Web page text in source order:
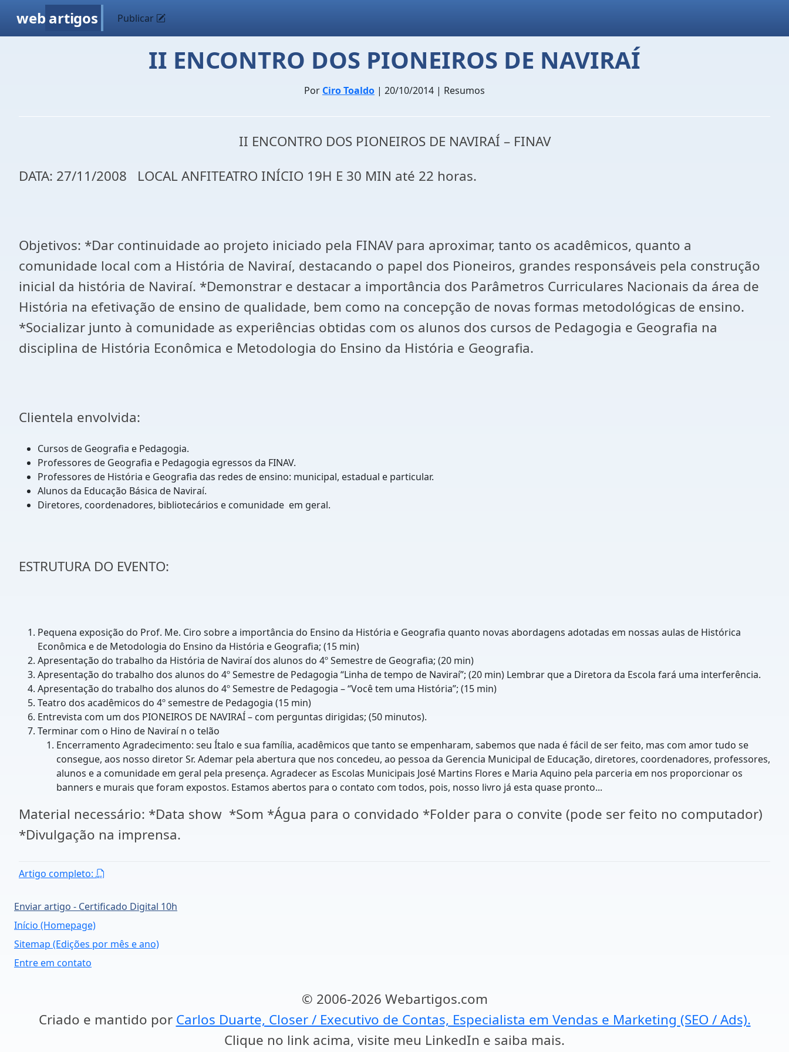
web artigos Publicar
II ENCONTRO DOS PIONEIROS DE NAVIRAÍ
Por Ciro Toaldo | 20/10/2014 | Resumos
II ENCONTRO DOS PIONEIROS DE NAVIRAÍ – FINAV
DATA: 27/11/2008 LOCAL ANFITEATRO INÍCIO 19H E 30 MIN até 22 horas.
Objetivos: *Dar continuidade ao projeto iniciado pela FINAV para aproximar, tanto os acadêmicos, quanto a
comunidade local com a História de Naviraí, destacando o papel dos Pioneiros, grandes responsáveis pela construção
inicial da história de Naviraí. *Demonstrar e destacar a importância dos Parâmetros Curriculares Nacionais da área de
História na efetivação de ensino de qualidade, bem como na concepção de novas formas metodológicas de ensino.
*Socializar junto à comunidade as experiências obtidas com os alunos dos cursos de Pedagogia e Geografia na
disciplina de História Econômica e Metodologia do Ensino da História e Geografia.
Clientela envolvida:
Cursos de Geografia e Pedagogia.
Professores de Geografia e Pedagogia egressos da FINAV.
Professores de História e Geografia das redes de ensino: municipal, estadual e particular.
Alunos da Educação Básica de Naviraí.
Diretores, coordenadores, bibliotecários e comunidade em geral.
ESTRUTURA DO EVENTO:
Pequena exposição do Prof. Me. Ciro sobre a importância do Ensino da História e Geografia quanto novas abordagens adotadas em nossas aulas de Histórica
Econômica e de Metodologia do Ensino da História e Geografia; (15 min)
Apresentação do trabalho da História de Naviraí dos alunos do 4º Semestre de Geografia; (20 min)
Apresentação do trabalho dos alunos do 4º Semestre de Pedagogia “Linha de tempo de Naviraí”; (20 min) Lembrar que a Diretora da Escola fará uma interferência.
Apresentação do trabalho dos alunos do 4º Semestre de Pedagogia – “Você tem uma História”; (15 min)
Teatro dos acadêmicos do 4º semestre de Pedagogia (15 min)
Entrevista com um dos PIONEIROS DE NAVIRAÍ – com perguntas dirigidas; (50 minutos).
Terminar com o Hino de Naviraí n o telão
Encerramento Agradecimento: seu Ítalo e sua família, acadêmicos que tanto se empenharam, sabemos que nada é fácil de ser feito, mas com amor tudo se
consegue, aos nosso diretor Sr. Ademar pela abertura que nos concedeu, ao pessoa da Gerencia Municipal de Educação, diretores, coordenadores, professores,
alunos e a comunidade em geral pela presença. Agradecer as Escolas Municipais José Martins Flores e Maria Aquino pela parceria em nos proporcionar os
banners e murais que foram expostos. Estamos abertos para o contato com todos, pois, nosso livro já esta quase pronto...
Material necessário: *Data show *Som *Água para o convidado *Folder para o convite (pode ser feito no computador)
*Divulgação na imprensa.
Artigo completo:
Enviar artigo - Certificado Digital 10h
Início (Homepage)
Sitemap (Edições por mês e ano)
Entre em contato
© 2006-2026 Webartigos.com
Criado e mantido por Carlos Duarte, Closer / Executivo de Contas, Especialista em Vendas e Marketing (SEO / Ads).
Clique no link acima, visite meu LinkedIn e saiba mais.